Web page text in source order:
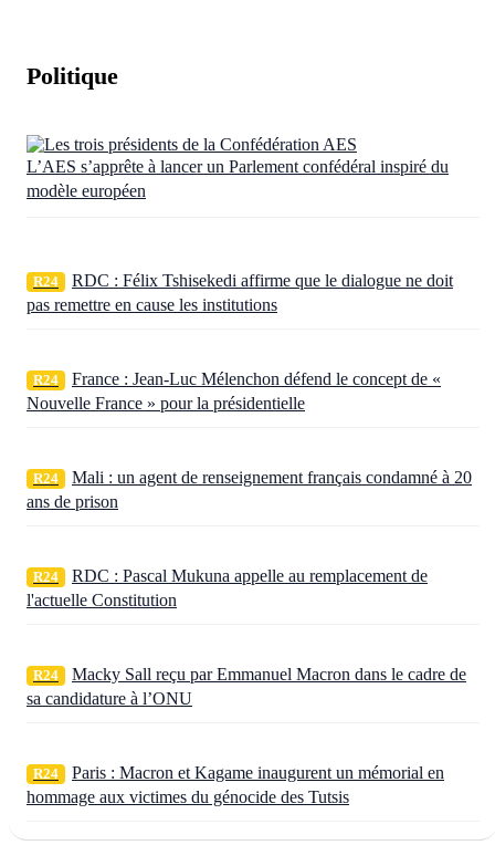
Politique
L’AES s’apprête à lancer un Parlement confédéral inspiré du
modèle européen
R24
RDC : Félix Tshisekedi affirme que le dialogue ne doit
pas remettre en cause les institutions
R24
France : Jean-Luc Mélenchon défend le concept de «
Nouvelle France » pour la présidentielle
R24
Mali : un agent de renseignement français condamné à 20
ans de prison
R24
RDC : Pascal Mukuna appelle au remplacement de
l'actuelle Constitution
R24
Macky Sall reçu par Emmanuel Macron dans le cadre de
sa candidature à l’ONU
R24
Paris : Macron et Kagame inaugurent un mémorial en
hommage aux victimes du génocide des Tutsis